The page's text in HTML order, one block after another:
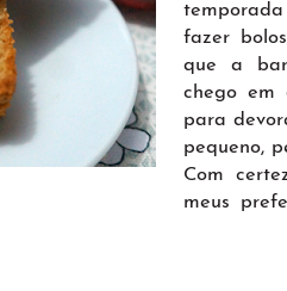
fazer
que a
chego em
para
pequeno,
Com
meus